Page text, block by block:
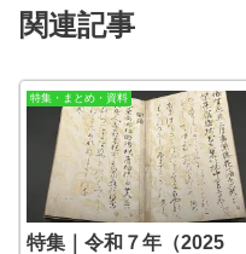
関連記事
特集・まとめ・資料
特集｜令和７年（2025